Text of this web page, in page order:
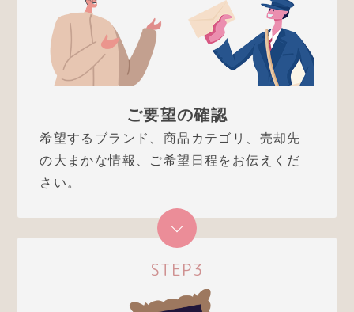
ご要望の確認
希望するブランド、商品カテゴリ、売却先
の大まかな情報、ご希望日程をお伝えくだ
さい。
STEP3